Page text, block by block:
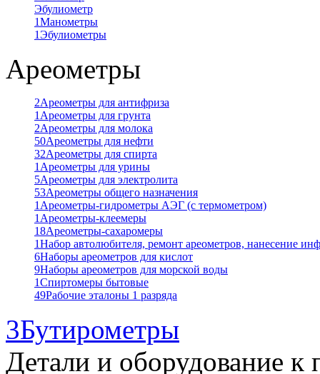
Эбулиометр
1Манометры
1Эбулиометры
Ареометры
2Ареометры для антифриза
1 Ареометры для грунта
2Ареометры для молока
50Ареометры для нефти
32Ареометры для спирта
1 Ареометры для урины
5Ареометры для электролита
53Ареометры общего назначения
1 Ареометры-гидрометры АЭГ (с термометром)
1 Ареометры-клеемеры
18Ареометры-сахаромеры
1Набор автолюбителя, ремонт ареометров, нанесение
6Наборы ареометров для кислот
9Наборы ареометров для морской воды
1Спиртомеры бытовые
49Рабочие эталоны 1 разряда
3Бутирометры
Детали и оборудование к